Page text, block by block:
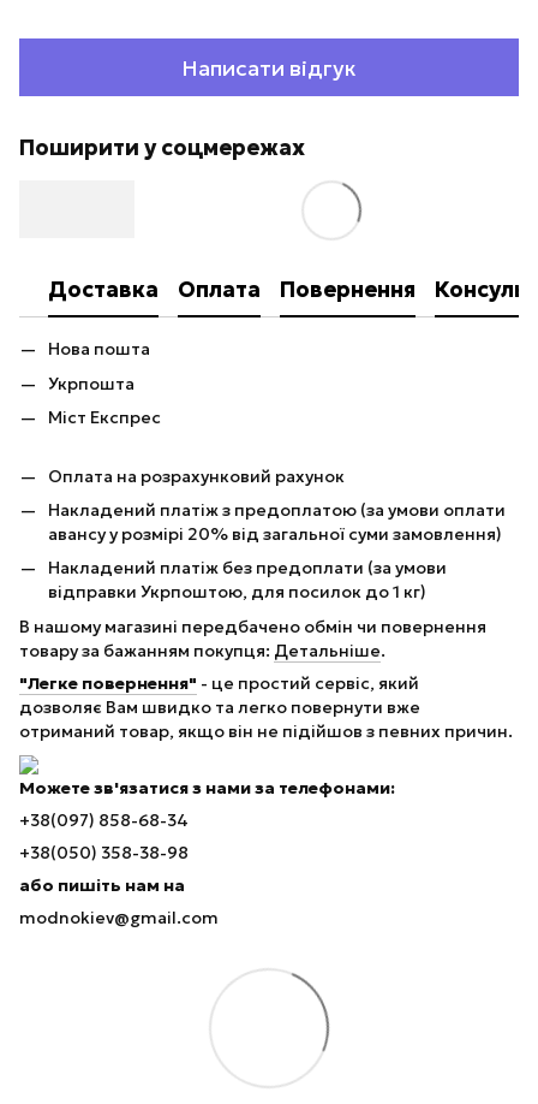
Написати відгук
Поширити у соцмережах
Доставка Оплата Повернення
Нова пошта
Укрпошта
Міст Експрес
Оплата на розрахунковий рахунок
Накладений платіж з предоплатою (за умови оплати
авансу у розмірі 20% від загальної суми замовлення)
Накладений платіж без предоплати (за умови
відправки Укрпоштою, для посилок до 1 кг)
В нашому магазині передбачено обмін чи повернення
товару за бажанням покупця: Детальніше.
"Легке повернення" - це простий сервіс, який
дозволяє Вам швидко та легко повернути вже
отриманий товар, якщо він не підійшов з певних причин.
Можете зв'язатися з нами за телефонами:
+38(097) 858-68-34
+38(050) 358-38-98
або пишіть нам на
modnokiev@gmail.com